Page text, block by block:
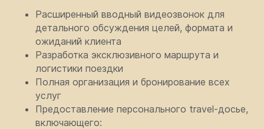
Расширенный вводный видеозвонок для
детального обсуждения целей, формата и
ожиданий клиента
Разработка эксклюзивного маршрута и
логистики поездки
Полная организация и бронирование всех
услуг
Предоставление персонального travel-досье,
включающего:
СВЯЖИТЕСЬ
С НАМИ
Есть вопросы или нужна
дополнительная информация?
Используйте форму ниже, чтобы
связаться с нами напрямую.